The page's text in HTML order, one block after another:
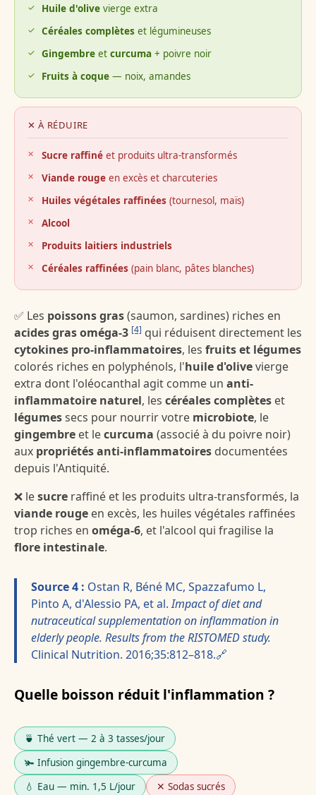
Huile d'olivevierge extra
Céréales complèteset légumineuses
Gingembreet curcuma+ poivre noir
Fruits à coque— noix, amandes
✕ À RÉDUIRE
Sucre raffinéet produits ultra-transformés
Viande rougeen excès et charcuteries
Huiles végétales raffinées(tournesol, maïs)
Alcool
Produits laitiers industriels
Céréales raffinées(pain blanc, pâtes blanches)
✅ Les poissons gras(saumon, sardines) riches en
acides gras oméga-3 [4] qui réduisent directement les
cytokines pro-inflammatoires, les fruits et légumes
colorés riches en polyphénols, l'huile d'olivevierge
extra dont l'oléocanthal agit comme un anti-
inflammatoire naturel, les céréales complètes et
légumessecs pour nourrir votre microbiote, le
gingembre et lecurcuma (associé à du poivre noir)
aux propriétés anti-inflammatoires documentées
depuis l'Antiquité.
❌ lesucre raffiné et les produits ultra-transformés, la
viande rouge en excès, les huiles végétales raffinées
trop riches en oméga-6, et l'alcool qui fragilise la
flore intestinale.
Source 4 : Ostan R, Béné MC, Spazzafumo L,
Pinto A, d'Alessio PA, et al.Impact of diet and
nutraceutical supplementation on inflammation in
elderly people. Results from the RISTOMED study.
Clinical Nutrition. 2016;35:812–818.🔗
Quelle boisson réduit l'inflammation ?
🍵 Thé vert — 2 à 3 tasses/jour
🫚 Infusion gingembre-curcuma
💧 Eau — min. 1,5 L/jour
✕ Sodas sucrés